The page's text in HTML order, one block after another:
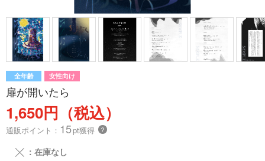
全年齢 女性向け
扉が開いたら
1,650円（税込）
通販ポイント： 15pt獲得 ？
╳ ：在庫なし